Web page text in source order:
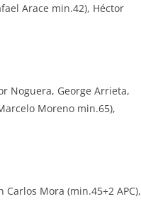
Arace min.42), Héctor
Noguera, George Arrieta,
Moreno min.65),
Carlos Mora (min.45+2 APC),